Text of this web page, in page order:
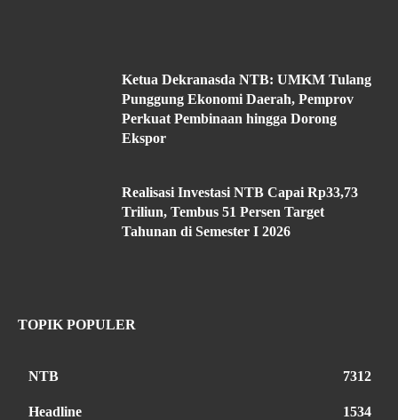
Ketua Dekranasda NTB: UMKM Tulang
Punggung Ekonomi Daerah, Pemprov
Perkuat Pembinaan hingga Dorong
Ekspor
Realisasi Investasi NTB Capai Rp33,73
Triliun, Tembus 51 Persen Target
Tahunan di Semester I 2026
TOPIK POPULER
NTB 7312
Headline 1534